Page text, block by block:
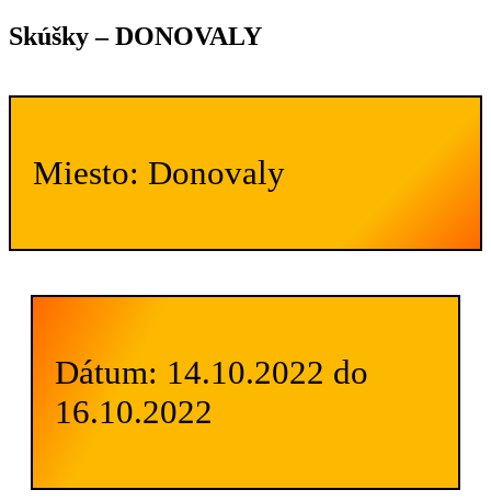
Skúšky – DONOVALY
Miesto: Donovaly
Dátum: 14.10.2022 do
16.10.2022